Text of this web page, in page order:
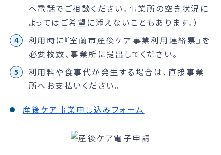
へ電話でご相談ください。事業所の空き状況に
よってはご希望に添えないこともあります。）
利用時に『室蘭市産後ケア事業利用連絡票』を
必要枚数、事業所に提出してください。
利用料や食事代が発生する場合は、直接事業
所へお支払いください。
産後ケア事業申し込みフォーム